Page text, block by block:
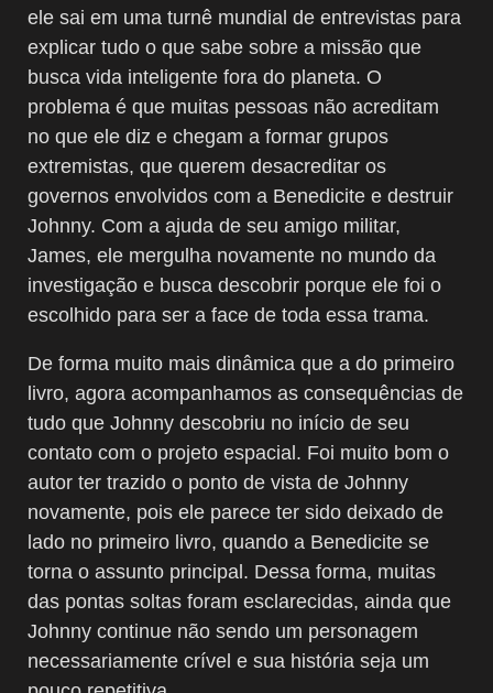
ele sai em uma turnê mundial de entrevistas para
explicar tudo o que sabe sobre a missão que
busca vida inteligente fora do planeta. O
problema é que muitas pessoas não acreditam
no que ele diz e chegam a formar grupos
extremistas, que querem desacreditar os
governos envolvidos com a Benedicite e destruir
Johnny. Com a ajuda de seu amigo militar,
James, ele mergulha novamente no mundo da
investigação e busca descobrir porque ele foi o
escolhido para ser a face de toda essa trama.
De forma muito mais dinâmica que a do primeiro
livro, agora acompanhamos as consequências de
tudo que Johnny descobriu no início de seu
contato com o projeto espacial. Foi muito bom o
autor ter trazido o ponto de vista de Johnny
novamente, pois ele parece ter sido deixado de
lado no primeiro livro, quando a Benedicite se
torna o assunto principal. Dessa forma, muitas
das pontas soltas foram esclarecidas, ainda que
Johnny continue não sendo um personagem
necessariamente crível e sua história seja um